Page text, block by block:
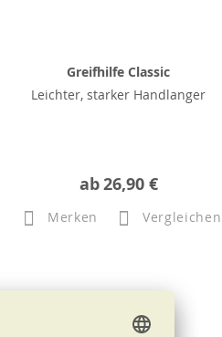
Greifhilfe Classic
Leichter, starker Handlanger
ab26,90 €
Merken Vergleichen